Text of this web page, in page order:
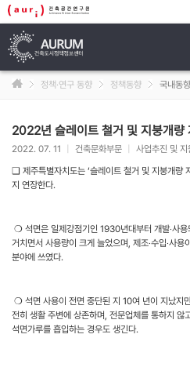
정책·연구 동향 정책동향 국내동향
2022년 슬레이트 철거 및 지붕개량
2022. 07. 11 건축문화부문 사업추진 및 지
❑ 제주특별자치도는 ‘슬레이트 철거 및 지붕개량
지 연장한다.
❍ 석면은 일제강점기인 1930년대부터 개발‧사
거치면서 사용량이 크게 늘었으며, 제조‧수입‧사
분야에 쓰였다.
❍ 석면 사용이 전면 중단된 지 10여 년이 지났지
전히 생활 주변에 상존하며, 전문업체를 통하지 않
석면가루를 흡입하는 경우도 생긴다.